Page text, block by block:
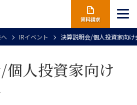
資料請求
IRイベント 決算説明会/個人投資家向け
個人投資家向け